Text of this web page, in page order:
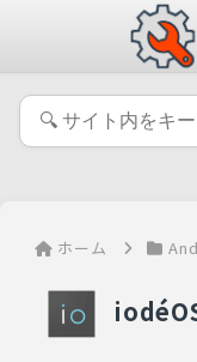
ホーム